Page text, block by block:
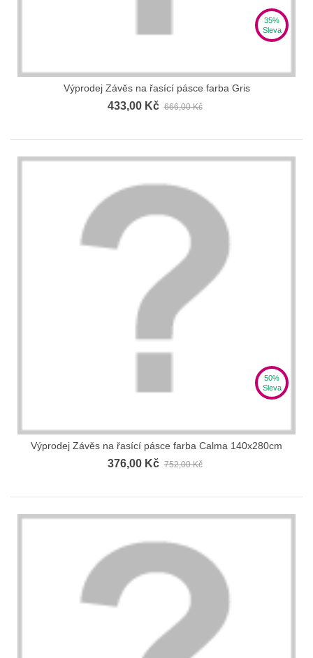
35%
Sleva
Výprodej Závěs na řasící pásce farba Gris
433,00 Kč 666,00 Kč
50%
Sleva
Výprodej Závěs na řasící pásce farba Calma 140x280cm
376,00 Kč 752,00 Kč